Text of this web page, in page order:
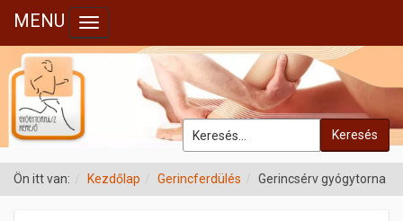
Keresés
MENU Toggle navigation
Ön itt van: Kezdőlap Gerincferdülés Gerincsérv gyógytorna